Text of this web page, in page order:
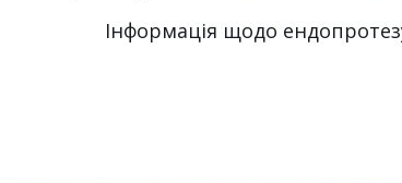
Інформація щодо